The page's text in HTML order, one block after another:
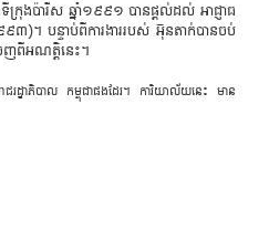
ក្រុង​ប៉ា​រីស ​ឆ្នាំ១៩៩១ ​បានផ្តល់​ដល់ ​អាជ្ញាធ​
៣)។ ​បន្ទាប់​ពី​កា​រ​ងារ​របស់ ​អ៊ុន​តាក់​បាន​ចប់​
ញ​ពីអណត្តិ​នេះ។
ាជ​រដ្ឋាភិ​បាល ​កម្ពុ​ជា​ផង​ដែរ។ ​ការិ​យាល័យ​នេះ ​មាន​